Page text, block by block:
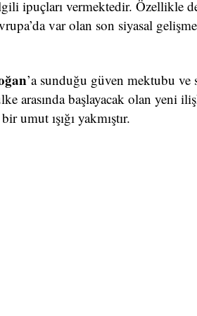
ipuçları vermektedir. Özellikle
var olan son siyasal
’a sunduğu güven mektubu ve
arasında başlayacak olan yeni
ışığı yakmıştır.